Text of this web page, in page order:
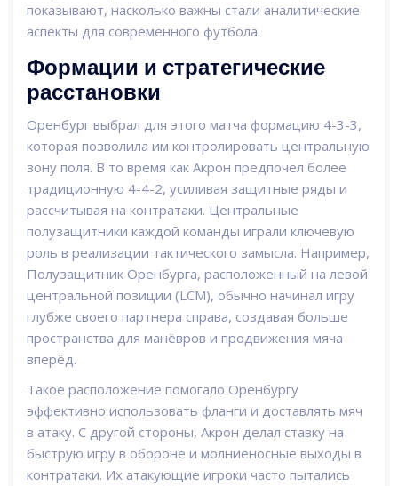
показывают, насколько важны стали аналитические
аспекты для современного футбола.
Формации и стратегические
расстановки
Оренбург выбрал для этого матча формацию 4-3-3,
которая позволила им контролировать центральную
зону поля. В то время как Акрон предпочел более
традиционную 4-4-2, усиливая защитные ряды и
рассчитывая на контратаки. Центральные
полузащитники каждой команды играли ключевую
роль в реализации тактического замысла. Например,
Полузащитник Оренбурга, расположенный на левой
центральной позиции (LCM), обычно начинал игру
глубже своего партнера справа, создавая больше
пространства для манёвров и продвижения мяча
вперёд.
Такое расположение помогало Оренбургу
эффективно использовать фланги и доставлять мяч
в атаку. С другой стороны, Акрон делал ставку на
быструю игру в обороне и молниеносные выходы в
контратаки. Их атакующие игроки часто пытались